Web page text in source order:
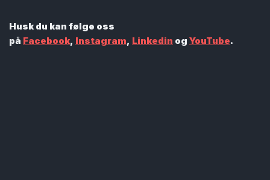
Husk du kan følge oss
på Facebook, Instagram, Linkedin og YouTube.